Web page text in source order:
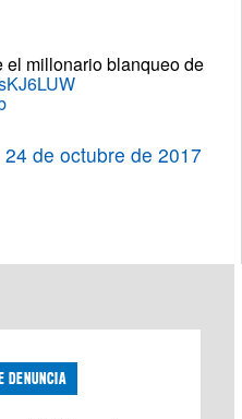
el millonario blanqueo de
24 de octubre de 2017
DENUNCIA